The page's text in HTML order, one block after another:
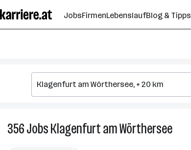
Seiteninhalt
springen
JobsFirmenLebenslaufBlog & Tipps
356JobsKlagenfurt am Wörthersee356